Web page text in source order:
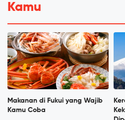
Kamu
Makanan di Fukui yang Wajib
Kamu Coba